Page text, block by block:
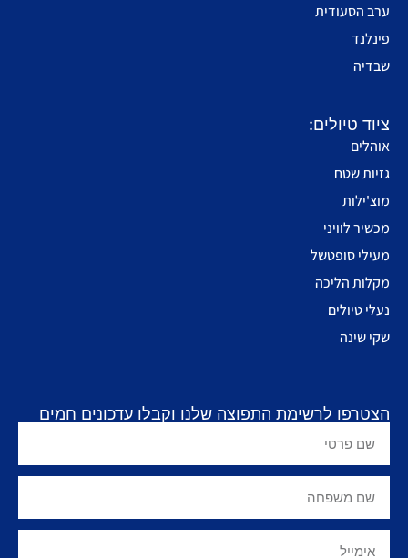
ערב הסעודית
פינלנד
שבדיה
ציוד טיולים:
אוהלים
גזיות שטח
מוצ'ילות
מכשיר לוויני
מעילי סופטשל
מקלות הליכה
נעלי טיולים
שקי שינה
הצטרפו לרשימת התפוצה שלנו וקבלו עדכונים חמים